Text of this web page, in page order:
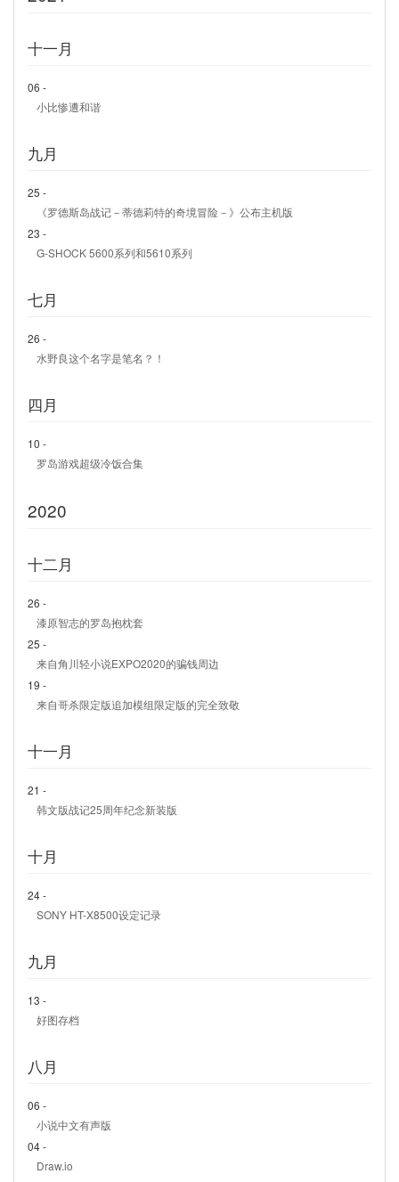
十一月
06 -
小比惨遭和谐
九月
25 -
《罗德斯岛战记－蒂德莉特的奇境冒险－》公布主机版
23 -
G-SHOCK 5600系列和5610系列
七月
26 -
水野良这个名字是笔名？！
四月
10 -
罗岛游戏超级冷饭合集
2020
十二月
26 -
漆原智志的罗岛抱枕套
25 -
来自角川轻小说EXPO2020的骗钱周边
19 -
来自哥杀限定版追加模组限定版的完全致敬
十一月
21 -
韩文版战记25周年纪念新装版
十月
24 -
SONY HT-X8500设定记录
九月
13 -
好图存档
八月
06 -
小说中文有声版
04 -
Draw.io